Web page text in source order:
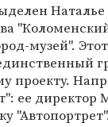
музей".
проекту.
ее директор
"Автопортрет".